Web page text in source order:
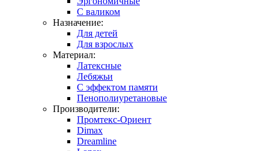
С валиком
Назначение:
Для детей
Для взрослых
Материал:
Латексные
Лебяжьи
С эффектом памяти
Пенополиуретановые
Производители:
Промтекс-Ориент
Dimax
Dreamline